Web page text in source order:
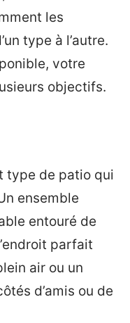
les
type à l’autre.
votre
objectifs.
type de patio qui
ensemble
entouré de
parfait
air ou un
d’amis ou de